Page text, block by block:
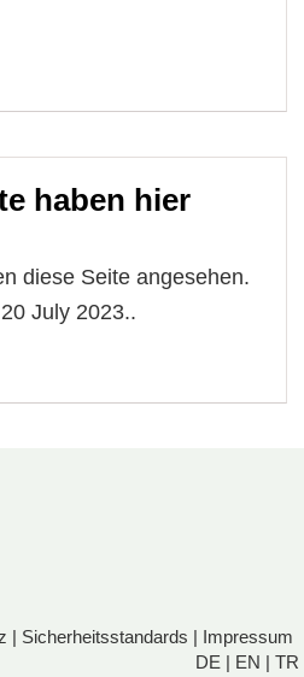
haben hier
diese Seite angesehen.
July 2023..
| Sicherheitsstandards | Impressum
DE | EN | TR